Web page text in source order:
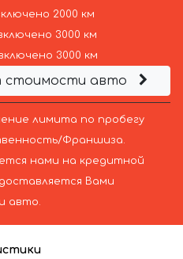
2000 км
3000 км
3000 км
стоимости авто
лимита по пробегу
Франшиза.
нами на кредитной
Вами
авто.